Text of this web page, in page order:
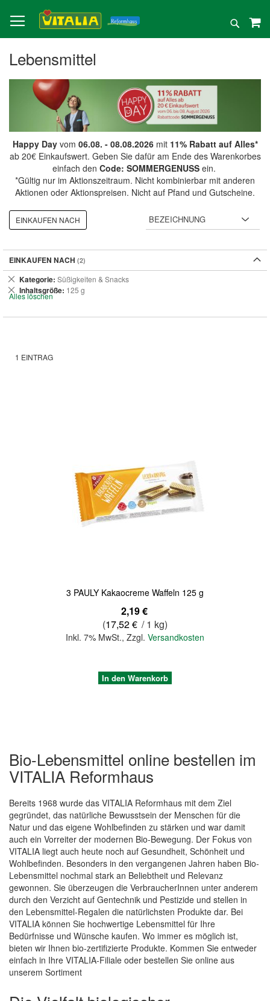
zum
Inhalt
Suche
Lebensmittel
Happy Dayvom 06.08. - 08.08.2026mit 11% Rabatt auf Alles*
ab 20€ Einkaufswert. Geben Sie dafür am Ende des Warenkorbes
einfach den Code: SOMMERGENUSSein.
*Gültig nur im Aktionszeitraum. Nicht kombinierbar mit anderen
Aktionen oder Aktionspreisen. Nicht auf Pfand und Gutscheine.
1 EINTRAG
3 PAULY Kakaocreme Waffeln 125 g
2,19 €
(17,52 € / 1 kg)
Inkl. 7% MwSt., Zzgl. Versandkosten
Quickview
In den Warenkorb
Bio-Lebensmittel online bestellen im
VITALIA Reformhaus
Bereits 1968 wurde das VITALIA Reformhaus mit dem Ziel
gegründet, das natürliche Bewusstsein der Menschen für die
Natur und das eigene Wohlbefinden zu stärken und war damit
auch ein Vorreiter der modernen Bio-Bewegung. Der Fokus von
VITALIA liegt auch heute noch auf Gesundheit, Schönheit und
Wohlbefinden. Besonders in den vergangenen Jahren haben Bio-
Lebensmittel nochmal stark an Beliebtheit und Relevanz
gewonnen. Sie überzeugen die VerbraucherInnen unter anderem
durch den Verzicht auf Gentechnik und Pestizide und stellen in
den Lebensmittel-Regalen die natürlichsten Produkte dar. Bei
VITALIA können Sie hochwertige Lebensmittel für Ihre
Bedürfnisse und Wünsche kaufen. Wo immer es möglich ist,
bieten wir Ihnen bio-zertifizierte Produkte. Kommen Sie entweder
einfach in Ihre VITALIA-Filiale oder bestellen Sie online aus
unserem Sortiment
EINKAUFEN NACH
EINKAUFEN NACH
Kategorie Süßigkeiten & Snacks
Dies
entfernen
Inhaltsgröße 125 g
Dies
entfernen
Alles löschen